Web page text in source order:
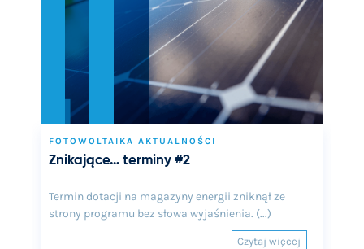
FOTOWOLTAIKA AKTUALNOŚCI
Znikające… terminy #2
Termin dotacji na magazyny energii zniknął ze
strony programu bez słowa wyjaśnienia. (...)
Czytaj więcej